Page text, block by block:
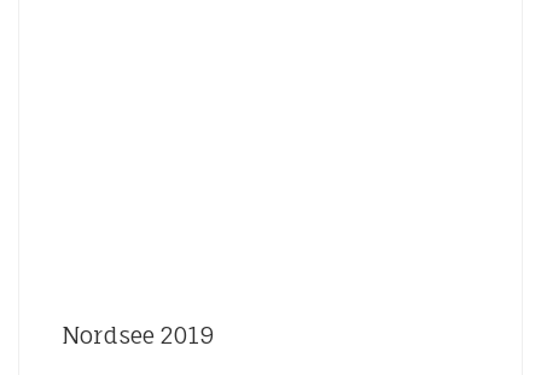
Nordsee 2019